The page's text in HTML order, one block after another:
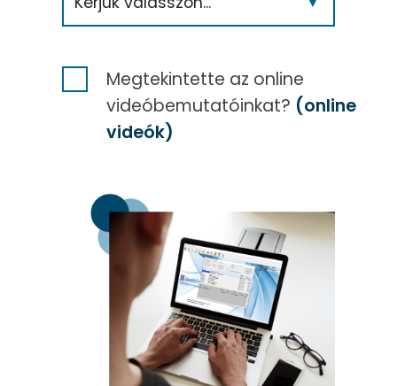
Megtekintette az online
videóbemutatóinkat? (online
videók)